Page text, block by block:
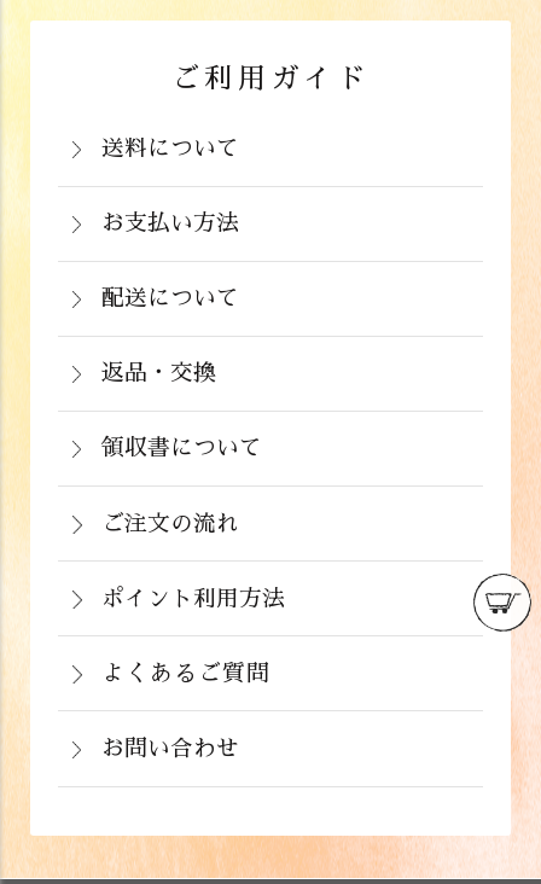
ご利用ガイド
送料について
岡山県：704円(税込)
関西・中国（岡山県除く）・四国・九
州：770円(税込)
関東・信越・北陸・中部：990円(税込)
東北：1,210円(税込)
北海道：1,430円(税込)
沖縄：2,024円(税込)
※クール便の場合は送料＋クール代金
220円（税込）
お支払い方法
お支払いは、カード決済、代金引換（手
数料弊社負担）・銀行振込（前払い）・
郵便振込（前払い）・PayPay（オンラ
イン決済）・ドコモケータイ払い・auか
んたん決済・au PAY・ソフトバンクまと
めて支払い(B)がご利用頂けます。
配送について
通常在庫がある商品につきましては、ご
注文から２～５営業日で発送いたしま
す。
返品・交換
商品が食品のため、お客様のお手元に到
着後の返品は基本的にお受け出来ませ
ん。但し、発送中の破損や不良品、ある
いはご注文と違う商品が届いた場合は、
お手数ですが商品到着後３日以内に当店
までご連絡下さい。
領収書について
領収書をご希望のお客様は、ご注文画面
の備考欄にてお知らせ下さい。なお、お
支払い方法にて領収書の形態が異なりま
す。
ご注文の流れ
ポイント利用方法
会員登録をされたお客様はポイントを利
用できます。ご注文画面の「お支払い方
法選択」画面にて、ポイント利用を入力
することができます。店舗では利用でき
ません。
詳しくはこちら
よくあるご質問
お問い合わせ
フォームでのお問い合わせ